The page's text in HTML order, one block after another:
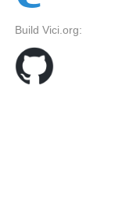
Build Vici.org: